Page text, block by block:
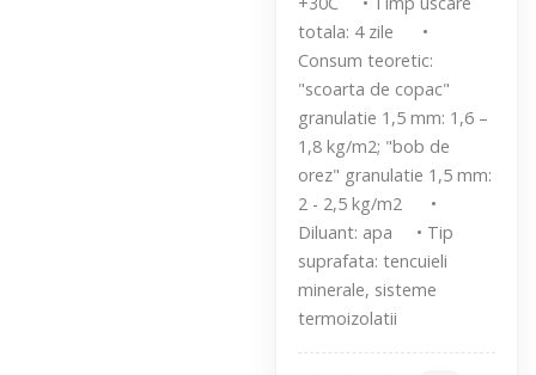
totala: 4 zile •
Consum teoretic:
"scoarta de copac"
granulatie 1,5 mm: 1,6 –
1,8 kg/m2; "bob de
orez" granulatie 1,5 mm:
2 - 2,5 kg/m2 •
Diluant: apa • Tip
suprafata: tencuieli
minerale, sisteme
termoizolatii